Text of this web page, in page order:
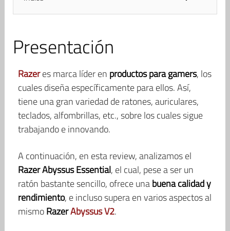
Presentación
Razeres marca líder en productos para gamers, los
cuales diseña específicamente para ellos. Así,
tiene una gran variedad de ratones, auriculares,
teclados, alfombrillas, etc., sobre los cuales sigue
trabajando e innovando.
A continuación, en esta review, analizamos el
Razer Abyssus Essential, el cual, pese a ser un
ratón bastante sencillo, ofrece unabuena calidad y
rendimiento, e incluso supera en varios aspectos al
mismoRazerAbyssus V2.